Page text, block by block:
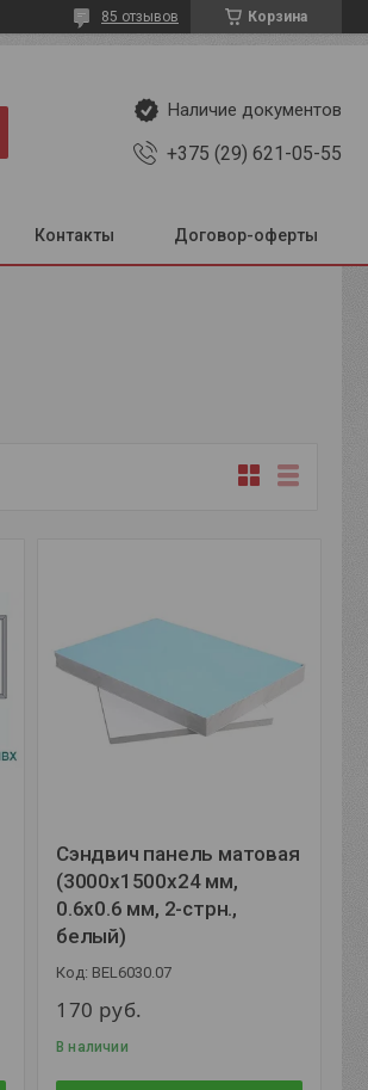
Корзина
85 отзывов
Наличие документов
+375 (29) 621-05-55
Контакты Договор-оферты
Сэндвич панель матовая
(3000x1500x24 мм,
0.6х0.6 мм, 2-стрн.,
белый)
BEL6030.07
170 руб.
В наличии